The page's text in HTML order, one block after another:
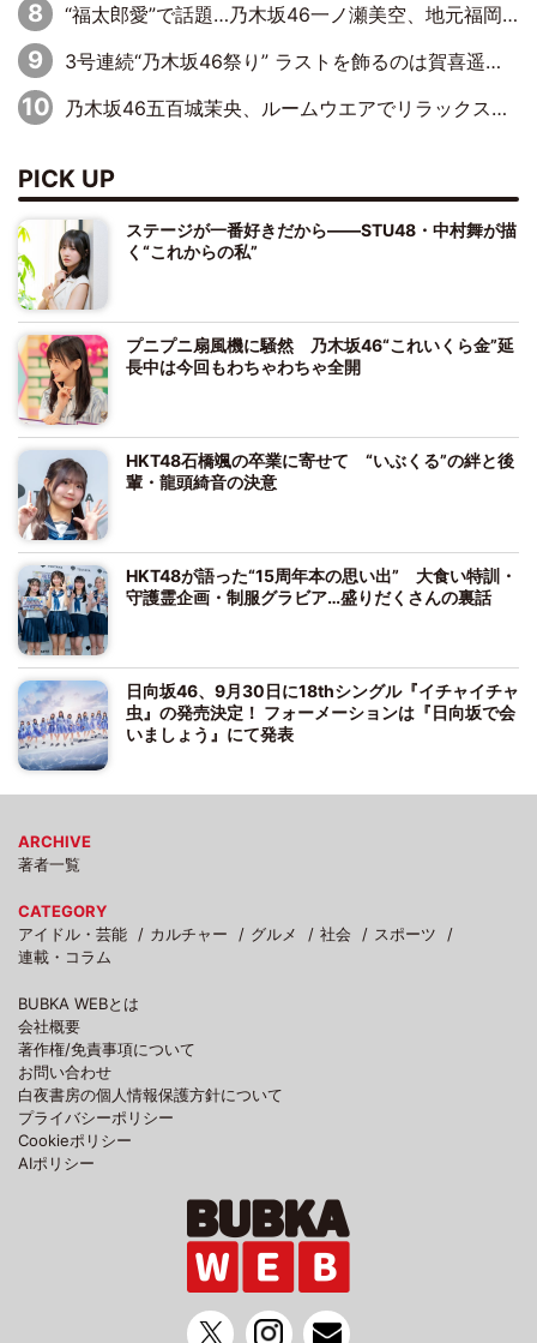
“福太郎愛”で話題…乃木坂46一ノ瀬美空、地元福岡『めんべい25周年トップサポーター』に就任
3号連続“乃木坂46祭り” ラストを飾るのは賀喜遥香…5年ぶりの登場に「5年分大人になった私を見ていただけたら」
乃木坂46五百城茉央、ルームウエアでリラックス「今回のグラビアを見て成長を感じていただけるとうれしい」
PICK UP
ステージが一番好きだから――STU48・中村舞が描
く“これからの私”
プニプニ扇風機に騒然 乃木坂46“これいくら金”延
長中は今回もわちゃわちゃ全開
HKT48石橋颯の卒業に寄せて “いぶくる”の絆と後
輩・龍頭綺音の決意
HKT48が語った“15周年本の思い出” 大食い特訓・
守護霊企画・制服グラビア…盛りだくさんの裏話
日向坂46、9月30日に18thシングル『イチャイチャ
虫』の発売決定！ フォーメーションは『日向坂で会
いましょう』にて発表
ARCHIVE
著者一覧
CATEGORY
アイドル・芸能
カルチャー グルメ 社会
スポーツ
連載・コラム
BUBKA WEBとは
会社概要
著作権/免責事項について
お問い合わせ
白夜書房の個人情報保護方針について
プライバシーポリシー
Cookieポリシー
AIポリシー